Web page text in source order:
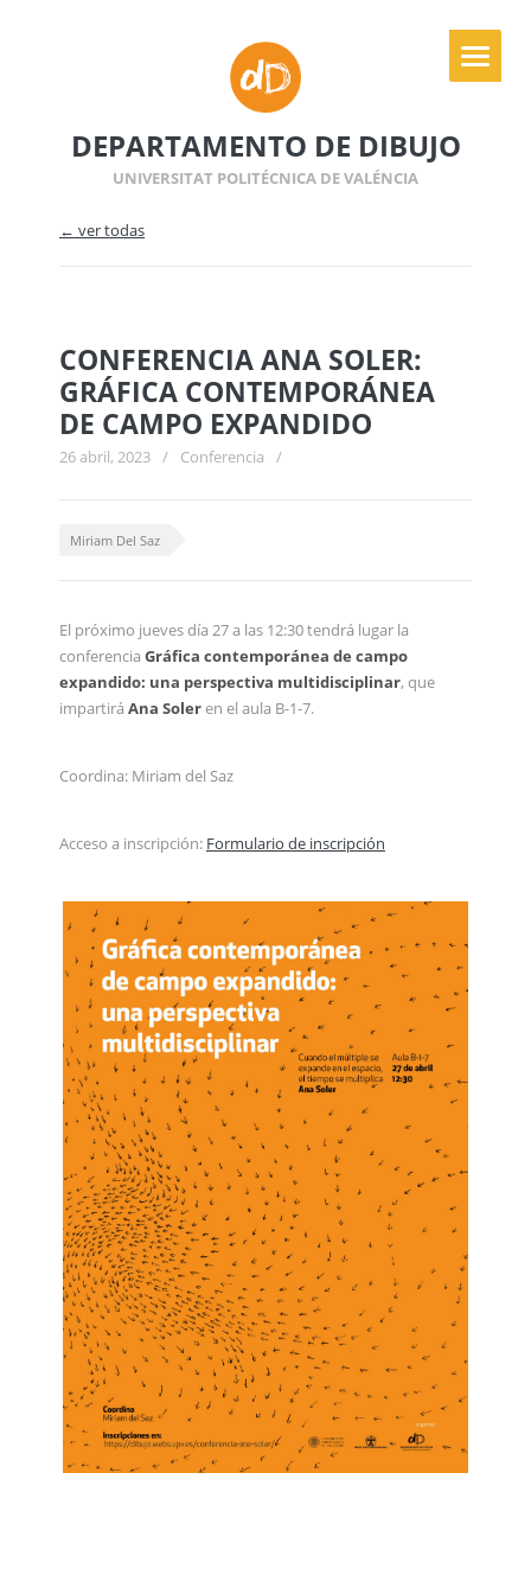
DEPARTAMENTO DE DIBUJO
UNIVERSITAT POLITÉCNICA DE VALÉNCIA
← ver todas
CONFERENCIA ANA SOLER:
GRÁFICA CONTEMPORÁNEA
DE CAMPO EXPANDIDO
26 abril, 2023 / Conferencia /
Miriam Del Saz
El próximo jueves día 27 a las 12:30 tendrá lugar la
conferencia Gráfica contemporánea de campo
expandido: una perspectiva multidisciplinar, que
impartirá Ana Soleren el aula B-1-7.
Coordina: Miriam del Saz
Acceso a inscripción: Formulario de inscripción